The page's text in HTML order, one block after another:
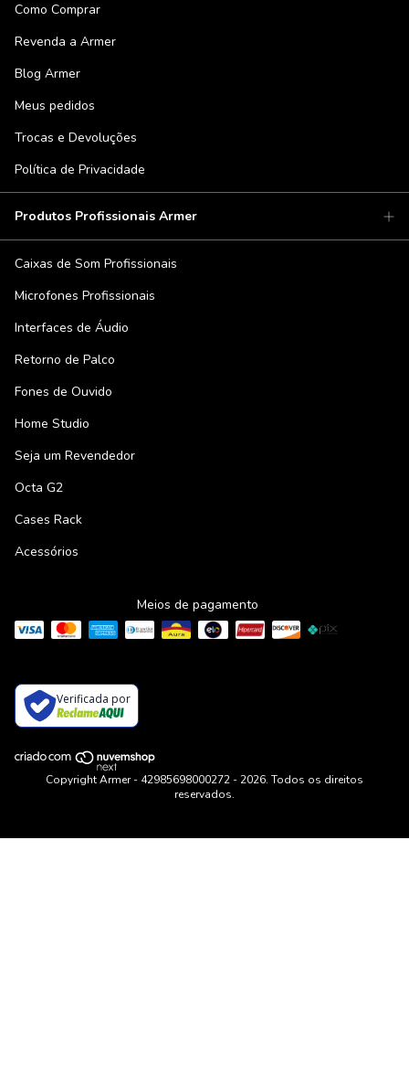
Como Comprar
Revenda a Armer
Blog Armer
Meus pedidos
Trocas e Devoluções
Política de Privacidade
Produtos Profissionais Armer
Caixas de Som Profissionais
Microfones Profissionais
Interfaces de Áudio
Retorno de Palco
Fones de Ouvido
Home Studio
Seja um Revendedor
Octa G2
Cases Rack
Acessórios
Meios de pagamento
Verificada por
Copyright Armer - 42985698000272 - 2026. Todos os direitos
reservados.